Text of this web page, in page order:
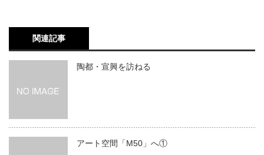
関連記事
陶都・宣興を訪ねる
アート空間「M50」へ①